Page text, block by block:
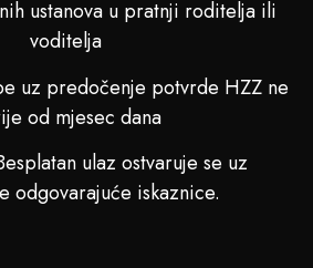
ustanova u pratnji roditelja ili
voditelja
uz predočenje potvrde HZZ ne
od mjesec dana
ulaz ostvaruje se uz
odgovarajuće iskaznice.